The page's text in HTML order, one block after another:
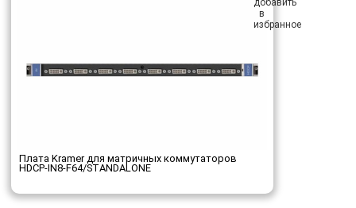
Плата Kramer для матричных коммутаторов
HDCP-IN8-F64/STANDALONE